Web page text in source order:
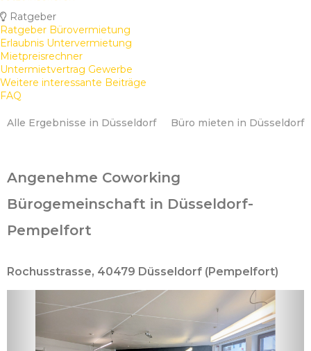
Ratgeber
Ratgeber Bürovermietung
Erlaubnis Untervermietung
Mietpreisrechner
Untermietvertrag Gewerbe
Weitere interessante Beiträge
FAQ
Alle Ergebnisse in Düsseldorf Büro mieten in Düsseldorf
Angenehme Coworking
Bürogemeinschaft in Düsseldorf-
Pempelfort
Rochusstrasse, 40479 Düsseldorf (Pempelfort)